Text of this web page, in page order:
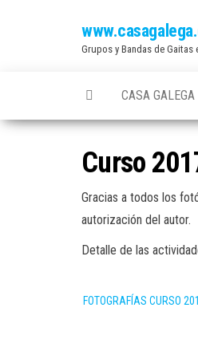
Grupos y Bandas de
CASA GALEGA
Curso
Gracias a todos los
autorización del autor.
Detalle de las
FOTOGRAFÍAS CURSO